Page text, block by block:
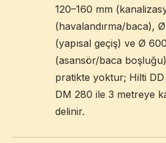
120–160 mm
(havalandırma/baca),
(yapısal geçiş) ve Ø
(asansör/baca
pratikte yoktur; Hilti
DM 280 ile 3 metreye
delinir.